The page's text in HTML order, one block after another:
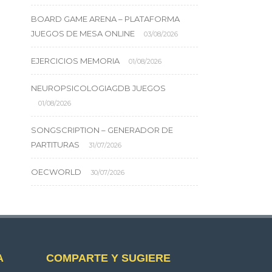
BOARD GAME ARENA – PLATAFORMA
JUEGOS DE MESA ONLINE
03/08/2026
EJERCICIOS MEMORIA 01/08/2026
NEUROPSICOLOGIAGDB JUEGOS
01/08/2026
SONGSCRIPTION – GENERADOR DE
PARTITURAS
31/07/2026
OECWORLD 30/07/2026
COMPARTE Y SUGIERE